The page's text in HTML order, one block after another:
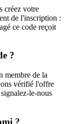
créez votre
de l'inscription :
ce code reçoit
?
membre de la
vérifié l'offre
le-nous
?